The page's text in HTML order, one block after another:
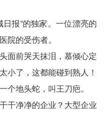
报”的独家。一位漂亮的
院的受伤者。
面前哭天抹泪，慕倾心定
小了，这都能碰到熟人！
个地头蛇，叫王刀疤。
干净净的企业？大型企业